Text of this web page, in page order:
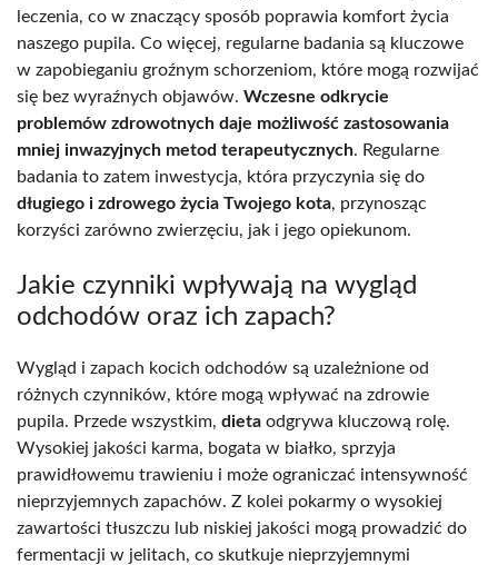
leczenia, co w znaczący sposób poprawia komfort życia
naszego pupila. Co więcej, regularne badania są kluczowe
w zapobieganiu groźnym schorzeniom, które mogą rozwijać
się bez wyraźnych objawów. Wczesne odkrycie
problemów zdrowotnych daje możliwość zastosowania
mniej inwazyjnych metod terapeutycznych. Regularne
badania to zatem inwestycja, która przyczynia się do
długiego i zdrowego życia Twojego kota, przynosząc
korzyści zarówno zwierzęciu, jak i jego opiekunom.
Jakie czynniki wpływają na wygląd
odchodów oraz ich zapach?
Wygląd i zapach kocich odchodów są uzależnione od
różnych czynników, które mogą wpływać na zdrowie
pupila. Przede wszystkim, dieta odgrywa kluczową rolę.
Wysokiej jakości karma, bogata w białko, sprzyja
prawidłowemu trawieniu i może ograniczać intensywność
nieprzyjemnych zapachów. Z kolei pokarmy o wysokiej
zawartości tłuszczu lub niskiej jakości mogą prowadzić do
fermentacji w jelitach, co skutkuje nieprzyjemnymi